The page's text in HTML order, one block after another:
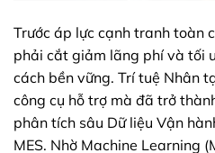
Trước áp lực cạnh tranh toàn
phải cắt giảm lãng phí và tối
cách bền vững. Trí tuệ Nhân
công cụ hỗ trợ mà đã trở
phân tích sâu Dữ liệu Vận
MES. Nhờ Machine Learning